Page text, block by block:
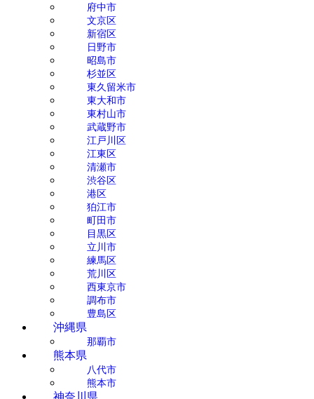
府中市
文京区
新宿区
日野市
昭島市
杉並区
東久留米市
東大和市
東村山市
武蔵野市
江戸川区
江東区
清瀬市
渋谷区
港区
狛江市
町田市
目黒区
立川市
練馬区
荒川区
西東京市
調布市
豊島区
沖縄県
那覇市
熊本県
八代市
熊本市
神奈川県